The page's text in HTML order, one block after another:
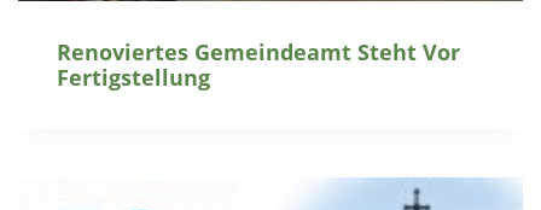
Renoviertes Gemeindeamt Steht Vor
Fertigstellung